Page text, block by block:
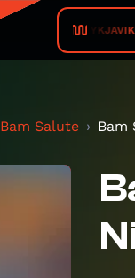
Bam Salute Bam